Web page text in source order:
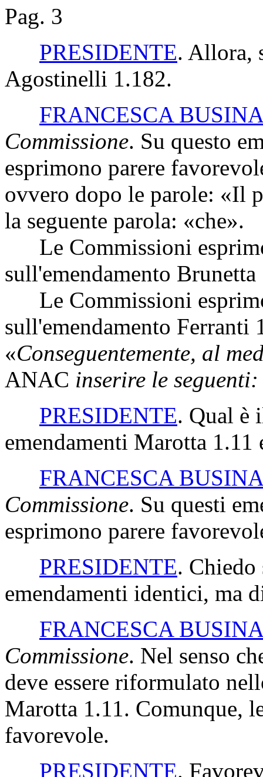
Pag. 3
PRESIDENTE. Allora,
Agostinelli 1.182.
FRANCESCA
Commissione. Su questo
esprimono parere
ovvero dopo le parole: «Il
la seguente parola: «che».
Le Commissioni
sull'emendamento Brunetta
Le Commissioni
sull'emendamento
«Conseguentemente, al
ANAC inserire le seguenti:
PRESIDENTE. Qual è
emendamenti Marotta 1.11
FRANCESCA
Commissione. Su questi
esprimono parere
PRESIDENTE. Chiedo
emendamenti identici, ma
FRANCESCA
Commissione. Nel senso
deve essere riformulato
Marotta 1.11. Comunque,
favorevole.
PRESIDENTE.